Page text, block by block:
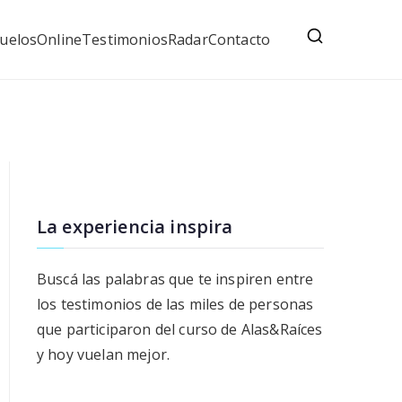
OnlineTestimoniosRadarContacto
La experiencia inspira
Buscá las palabras que te inspiren entre
los testimonios de las miles de personas
que participaron del curso de Alas&Raíces
y hoy vuelan mejor.